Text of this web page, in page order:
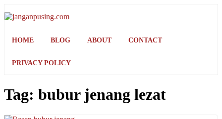
to
HOME BLOG ABOUT CONTACT
PRIVACY POLICY
Tag: bubur jenang lezat